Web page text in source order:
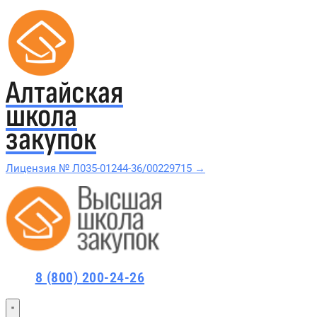
Алтайская
школа
закупок
Лицензия № Л035-01244-36/00229715 →
Проверить в реестре Рособрнадзора →
Курсы по 44-ФЗ
8 (800) 200-24-26